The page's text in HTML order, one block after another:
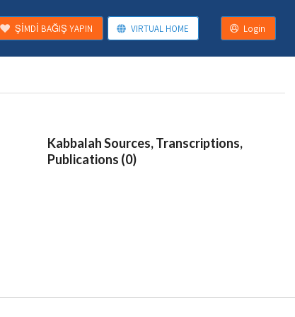
ŞİMDİ BAĞIŞ YAPIN VIRTUAL HOME Login
Kabbalah Sources, Transcriptions,
Publications (0)